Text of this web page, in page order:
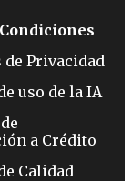
Privacidad
uso de la IA
a Crédito
Calidad